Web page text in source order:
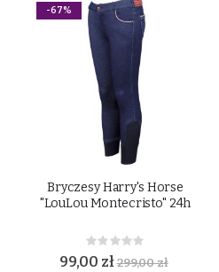
-67%
Bryczesy Harry's Horse
"LouLou Montecristo" 24h
Rating:
0%
99,00 zł299,00 zł